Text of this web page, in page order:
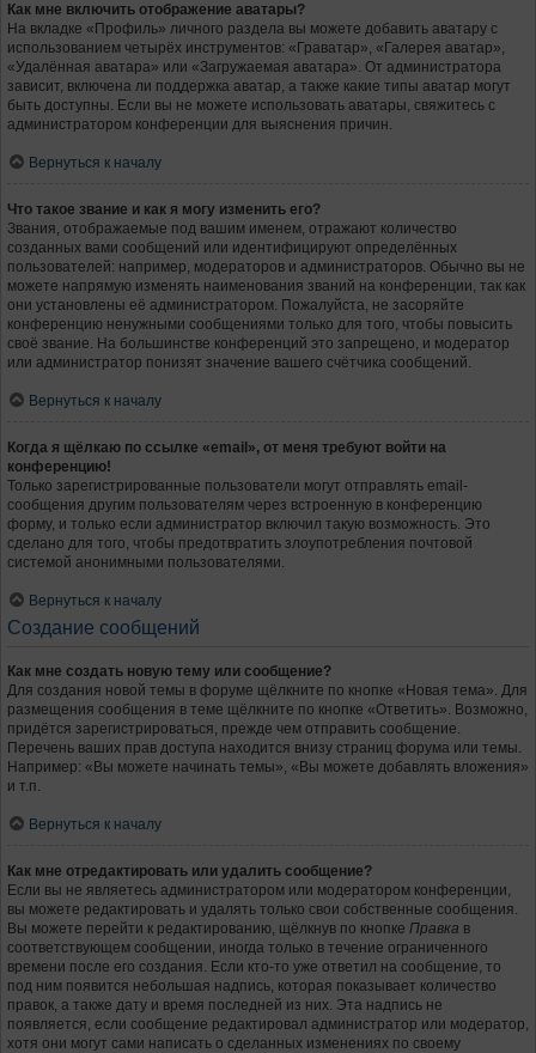
Как мне включить отображение аватары?
На вкладке «Профиль» личного раздела вы можете добавить аватару с
использованием четырёх инструментов: «Граватар», «Галерея аватар»,
«Удалённая аватара» или «Загружаемая аватара». От администратора
зависит, включена ли поддержка аватар, а также какие типы аватар могут
быть доступны. Если вы не можете использовать аватары, свяжитесь с
администратором конференции для выяснения причин.
Вернуться к началу
Что такое звание и как я могу изменить его?
Звания, отображаемые под вашим именем, отражают количество
созданных вами сообщений или идентифицируют определённых
пользователей: например, модераторов и администраторов. Обычно вы не
можете напрямую изменять наименования званий на конференции, так как
они установлены её администратором. Пожалуйста, не засоряйте
конференцию ненужными сообщениями только для того, чтобы повысить
своё звание. На большинстве конференций это запрещено, и модератор
или администратор понизят значение вашего счётчика сообщений.
Вернуться к началу
Когда я щёлкаю по ссылке «email», от меня требуют войти на
конференцию!
Только зарегистрированные пользователи могут отправлять email-
сообщения другим пользователям через встроенную в конференцию
форму, и только если администратор включил такую возможность. Это
сделано для того, чтобы предотвратить злоупотребления почтовой
системой анонимными пользователями.
Вернуться к началу
Создание сообщений
Как мне создать новую тему или сообщение?
Для создания новой темы в форуме щёлкните по кнопке «Новая тема». Для
размещения сообщения в теме щёлкните по кнопке «Ответить». Возможно,
придётся зарегистрироваться, прежде чем отправить сообщение.
Перечень ваших прав доступа находится внизу страниц форума или темы.
Например: «Вы можете начинать темы», «Вы можете добавлять вложения»
и т.п.
Вернуться к началу
Как мне отредактировать или удалить сообщение?
Если вы не являетесь администратором или модератором конференции,
вы можете редактировать и удалять только свои собственные сообщения.
Вы можете перейти к редактированию, щёлкнув по кнопке Правка в
соответствующем сообщении, иногда только в течение ограниченного
времени после его создания. Если кто-то уже ответил на сообщение, то
под ним появится небольшая надпись, которая показывает количество
правок, а также дату и время последней из них. Эта надпись не
появляется, если сообщение редактировал администратор или модератор,
хотя они могут сами написать о сделанных изменениях по своему